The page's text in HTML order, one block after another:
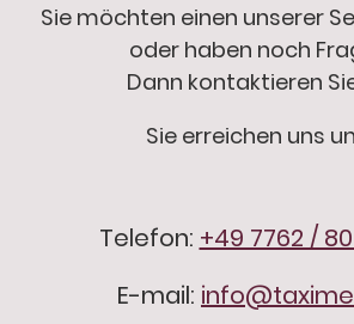
Sie möchten einen unserer
oder haben noch
Dann kontaktieren
Sie erreichen uns
Telefon: +49 7762 /
E-mail: